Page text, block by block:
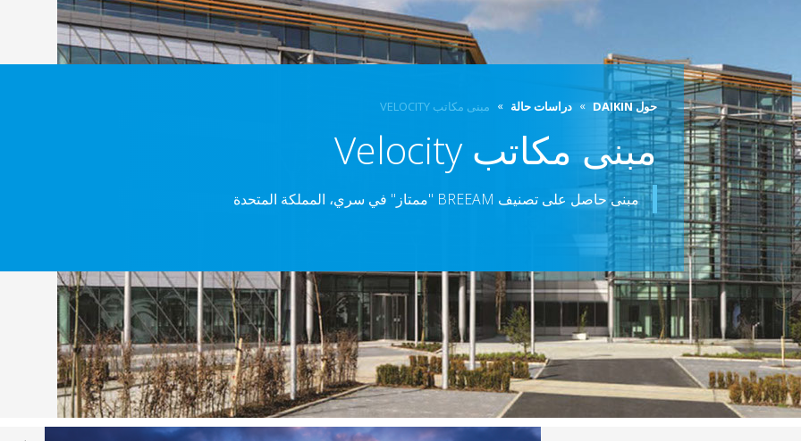
حول DAIKIN دراسات حالة مبنى مكاتب VELOCITY
مبنى مكاتب Velocity
مبنى حاصل على تصنيف BREEAM "ممتاز" في سري، المملكة المتحدة